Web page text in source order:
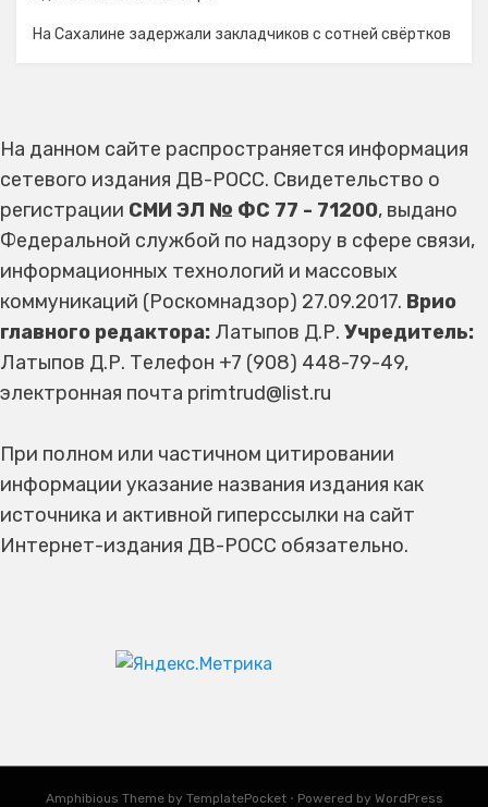
На Сахалине задержали закладчиков с сотней свёртков
На данном сайте распространяется информация
сетевого издания ДВ-РОСС. Свидетельство о
регистрации СМИ ЭЛ № ФС 77 - 71200, выдано
Федеральной службой по надзору в сфере связи,
информационных технологий и массовых
коммуникаций (Роскомнадзор) 27.09.2017. Врио
главного редактора: Латыпов Д.Р. Учредитель:
Латыпов Д.Р. Телефон +7 (908) 448-79-49,
электронная почта primtrud@list.ru
При полном или частичном цитировании
информации указание названия издания как
источника и активной гиперссылки на сайт
Интернет-издания ДВ-РОСС обязательно.
Amphibious Theme by TemplatePocket ⋅ Powered by WordPress